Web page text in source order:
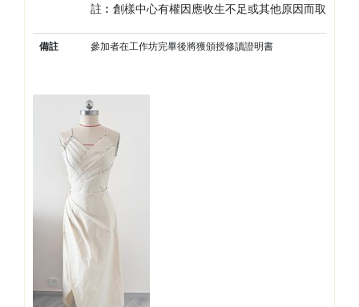
註︰創樣中心有權因應收生不足或其他原因而取消工
備註 參加者在工作坊完畢後將獲頒授修讀證明書